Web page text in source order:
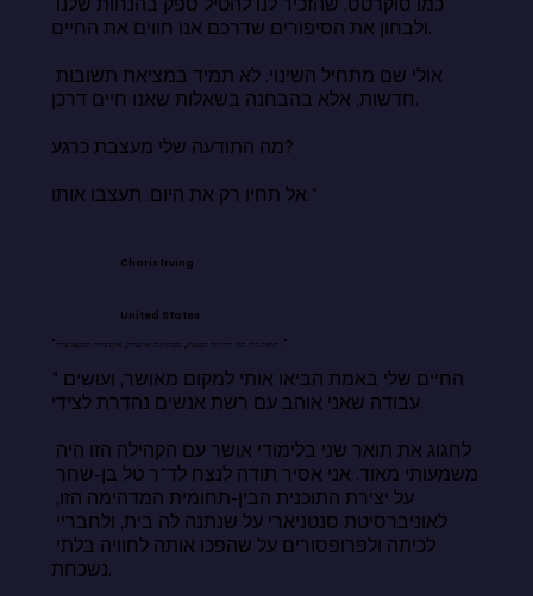
ולבחון את הסיפורים שדרכם אנו חווים את החיים.
אולי שם מתחיל השינוי. לא תמיד במציאת תשובות
חדשות, אלא בהבחנה בשאלות שאנו חיים דרכן.
מה התודעה שלי מעצבת כרגע?
אל תחיו רק את היום. תעצבו אותו."
Charis Irving
United States
"התוכנית הזו הייתה תענוג, מבחינה אישית, אקדמית ומקצועית."
"החיים שלי באמת הביאו אותי למקום מאושר, ועושים
עבודה שאני אוהב עם רשת אנשים נהדרת לצידי.
משמעותי מאוד. אני אסיר תודה לנצח לד"ר טל בן-שחר
נשכחת.